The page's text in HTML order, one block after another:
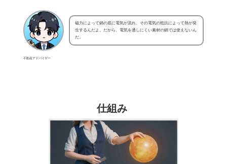
不動産アドバイザー
磁力によって鍋の底に電気が流れ、その電気の抵抗によって熱が発
生するんだよ。だから、電気を通しにくい素材の鍋では使えないん
だ。
仕組み